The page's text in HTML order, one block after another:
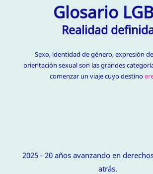
Glosario
Realidad
Sexo, identidad de género, expresión
orientación sexual son las grandes
comenzar un viaje cuyo destino
2025 - 20 años avanzando en
atrás.